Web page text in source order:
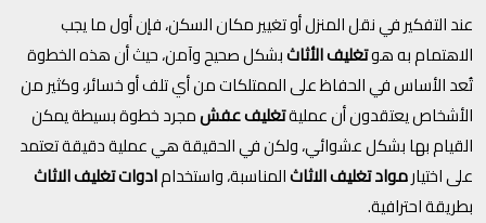
عند التفكير في نقل المنزل أو تغيير مكان السكن، فإن أول ما يجب
الاهتمام به هوتغليف الأثاثبشكل صحيح وآمن، حيث أن هذه الخطوة
تُعد الأساس في الحفاظ على الممتلكات من أي تلف أو خسائر، وكثير من
الأشخاص يعتقدون أن عمليةتغليف عفشمجرد خطوة بسيطة يمكن
القيام بها بشكل عشوائي، ولكن في الحقيقة هي عملية دقيقة تعتمد
على اختيارمواد تغليف الاثاثالمناسبة، واستخدامادوات تغليف الاثاث
بطريقة احترافية.